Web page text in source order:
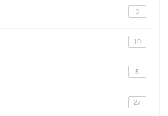
3
19
5
27